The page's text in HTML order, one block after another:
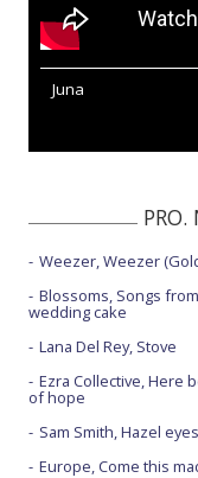
Juna
PRO.
Weezer, Weezer
Blossoms, Songs
wedding cake
Lana Del Rey, Stove
Ezra Collective, Here
of hope
Sam Smith, Hazel eyes
Europe, Come this